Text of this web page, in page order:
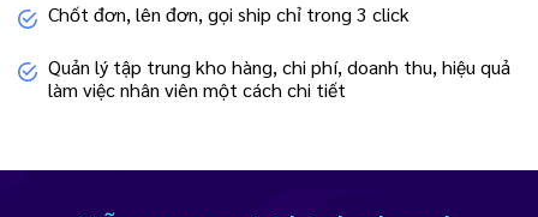
Chốt đơn, lên đơn, gọi ship chỉ trong 3 click
Quản lý tập trung kho hàng, chi phí, doanh thu, hiệu quả
làm việc nhân viên một cách chi tiết